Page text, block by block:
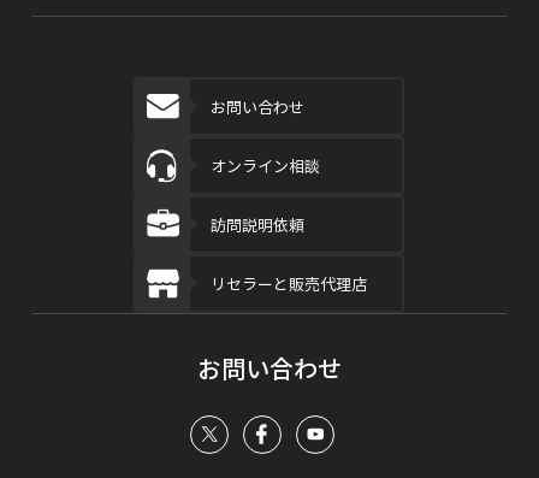
お問い合わせ
オンライン相談
訪問説明依頼
リセラーと販売代理店
お問い合わせ